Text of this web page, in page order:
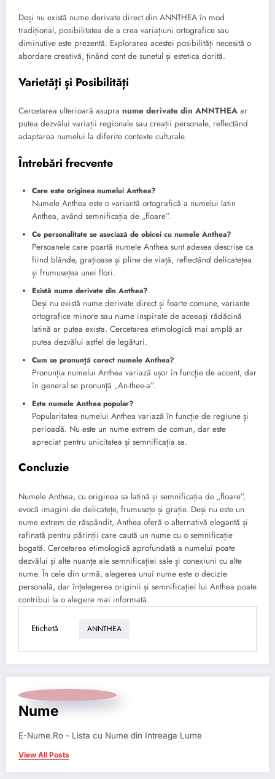
Deși nu există nume derivate direct din ANNTHEA în mod
tradițional, posibilitatea de a crea variațiuni ortografice sau
diminutive este prezentă. Explorarea acestei posibilități necesită o
abordare creativă, ținând cont de sunetul și estetica dorită.
Varietăți și Posibilități
Cercetarea ulterioară asupra nume derivate din ANNTHEA ar
putea dezvălui variații regionale sau creații personale, reflectând
adaptarea numelui la diferite contexte culturale.
Întrebări frecvente
Care este originea numelui Anthea?
Numele Anthea este o variantă ortografică a numelui latin
Anthea, având semnificația de „floare”.
Ce personalitate se asociază de obicei cu numele Anthea?
Persoanele care poartă numele Anthea sunt adesea descrise ca
fiind blânde, grațioase și pline de viață, reflectând delicatețea
și frumusețea unei flori.
Există nume derivate din Anthea?
Deși nu există nume derivate direct și foarte comune, variante
ortografice minore sau nume inspirate de aceeași rădăcină
latină ar putea exista. Cercetarea etimologică mai amplă ar
putea dezvălui astfel de legături.
Cum se pronunță corect numele Anthea?
Pronunția numelui Anthea variază ușor în funcție de accent, dar
în general se pronunță „An-thee-a”.
Este numele Anthea popular?
Popularitatea numelui Anthea variază în funcție de regiune și
perioadă. Nu este un nume extrem de comun, dar este
apreciat pentru unicitatea și semnificația sa.
Concluzie
Numele Anthea, cu originea sa latină și semnificația de „floare”,
evocă imagini de delicatețe, frumusețe și grație. Deși nu este un
nume extrem de răspândit, Anthea oferă o alternativă elegantă și
rafinată pentru părinții care caută un nume cu o semnificație
bogată. Cercetarea etimologică aprofundată a numelui poate
dezvălui și alte nuanțe ale semnificației sale și conexiuni cu alte
nume. În cele din urmă, alegerea unui nume este o decizie
personală, dar înțelegerea originii și semnificației lui Anthea poate
contribui la o alegere mai informată.
Etichetă ANNTHEA
Nume
E-Nume.Ro - Lista cu Nume din Intreaga Lume
View All Posts